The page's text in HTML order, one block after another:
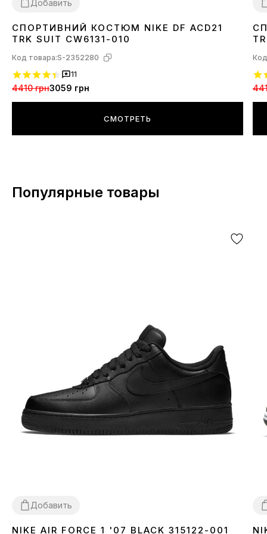
Добавить
XSS
СПОРТИВНИЙ КОСТЮМ NIKE DF ACD21
TRK SUIT CW6131-010
Код товара:S-2352280
11
4410 грн3059 грн
СМОТРЕТЬ
S
Популярные товары
Добавить
NIKE AIR FORCE 1 '07 BLACK 315122-001